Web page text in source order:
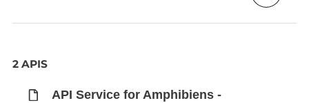
2 APIS
API Service for Amphibiens -